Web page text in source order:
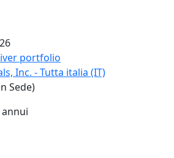
portfolio
Inc. - Tutta italia (IT)
Sede)
annui